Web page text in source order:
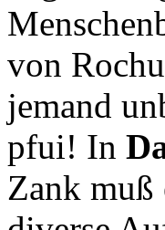
von
jemand
pfui! In
Zank muß